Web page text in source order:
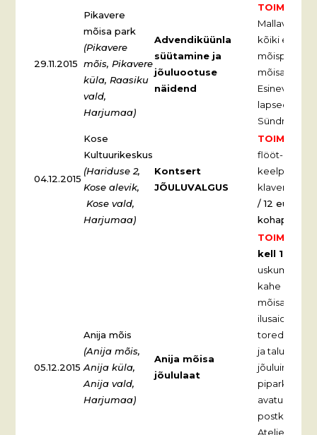
29.11.2015
Pikavere
mõisa park
(Pikavere
mõis, Pikavere
küla, Raasiku
vald,
Harjumaa)
Advendiküünla
süütamine ja
jõuluootuse
näidend
TOIMUNUD.
Mallavere ja
kõiki
mõispargis
mõisas 29.
Esinevad
lapsed.
Sündmus
04.12.2015
Kose
Kultuurikeskus
(Hariduse 2,
Kose alevik,
Kose vald,
Harjumaa)
Kontsert
JÕULUVALGUS
TOIMUNUD.
flööt-
klaver-
/ 12 eurot
kohapeal
05.12.2015
Anija mõis
(Anija mõis,
Anija küla,
Anija vald,
Harjumaa)
Anija mõisa
jõululaat
TOIMUNUD.
kell 10:00 –
uskumatult
kahe
mõisa
ilusaid
toredatelt
ja
jõuluinglite
avatud on
postkontor